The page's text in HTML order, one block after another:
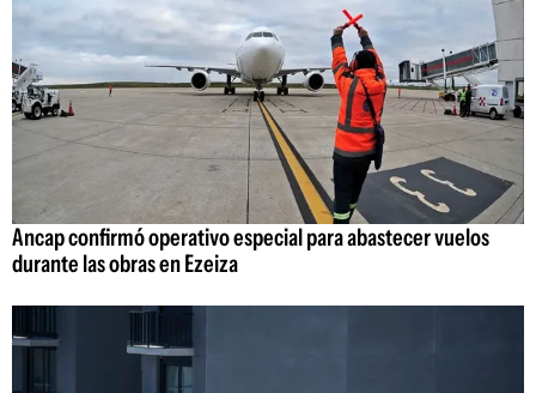
Ancap confirmó operativo especial para abastecer vuelos
durante las obras en Ezeiza